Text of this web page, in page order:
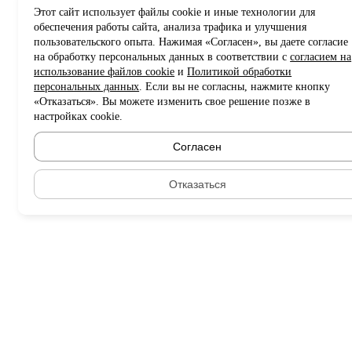
Этот сайт использует файлы cookie и иные технологии для
обеспечения работы сайта, анализа трафика и улучшения
пользовательского опыта. Нажимая «Согласен», вы даете согласие
на обработку персональных данных в соответствии ссогласием на
использование файлов cookie иПолитикой обработки
персональных данных. Если вы не согласны, нажмите кнопку
«Отказаться». Вы можете изменить свое решение позже в
настройках cookie.
Согласен
Отказаться